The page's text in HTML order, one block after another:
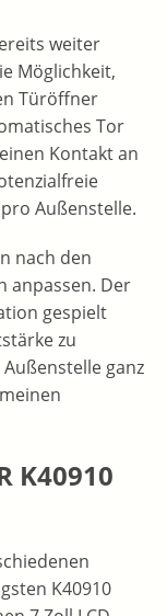
weiter
Möglichkeit,
Türöffner
Tor
Kontakt an
Außenstelle.
nach den
anpassen. Der
gespielt
zu
ganz
K40910
K40910